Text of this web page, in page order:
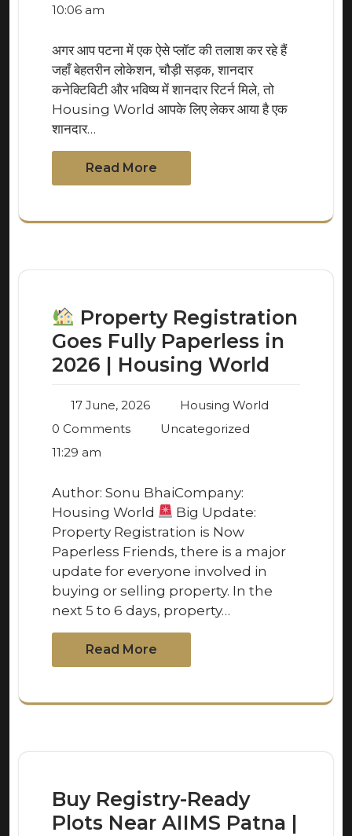
10:06 am
अगर आप पटना में एक ऐसे प्लॉट की तलाश कर रहे हैं
जहाँ बेहतरीन लोकेशन, चौड़ी सड़क, शानदार
कनेक्टिविटी और भविष्य में शानदार रिटर्न मिले, तो
Housing World आपके लिए लेकर आया है एक
शानदार…
Read More
Property Registration
Goes Fully Paperless in
2026 | Housing World
17 June, 2026
Housing World
0 Comments
Uncategorized
11:29 am
Author: Sonu BhaiCompany:
Housing World
Big Update:
Property Registration is Now
Paperless Friends, there is a major
update for everyone involved in
buying or selling property. In the
next 5 to 6 days, property…
Read More
Buy Registry-Ready
Plots Near AIIMS Patna |